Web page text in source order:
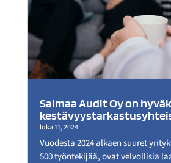
Saimaa Audit Oy on
loka 11, 2024
Vuodesta 2024 alkaen suuret
500 työntekijää, ovat velvollisia